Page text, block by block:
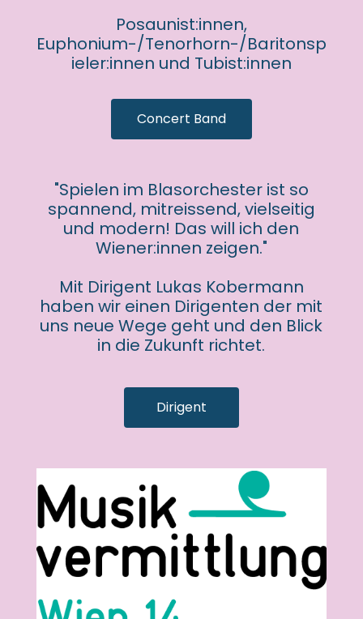
Posaunist:innen,
Euphonium-/Tenorhorn-/Baritonsp
ieler:innen und Tubist:innen
Concert Band
"Spielen im Blasorchester ist so
spannend, mitreissend, vielseitig
und modern! Das will ich den
Wiener:innen zeigen."
Mit Dirigent Lukas Kobermann
haben wir einen Dirigenten der mit
uns neue Wege geht und den Blick
in die Zukunft richtet.
Dirigent